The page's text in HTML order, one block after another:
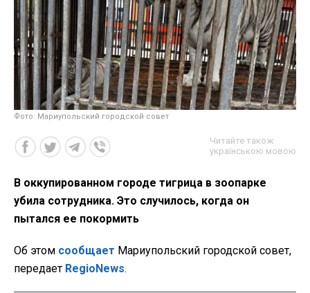
Фото: Мариупольский городской совет
Читайте також
українською мовою
В оккупированном городе тигрица в зоопарке
убила сотрудника. Это случилось, когда он
пытался ее покормить
Об этом сообщает Мариупольский городской совет,
передает RegioNews.